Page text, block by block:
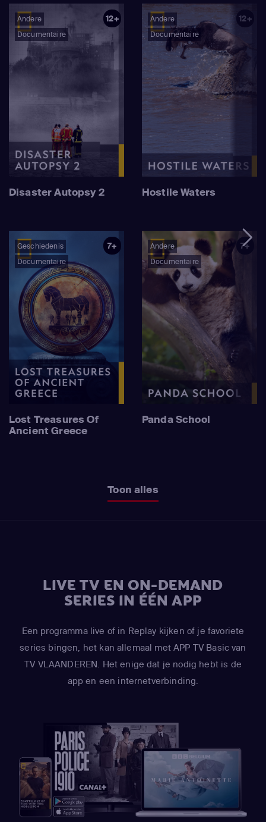
Andere
Documentaire
12+
Disaster Autopsy 2
Andere
Documentaire
12+
Hostile Waters
Geschiedenis
Documentaire
7+
Lost Treasures Of
Ancient Greece
Andere
Documentaire
7+
Panda School
Toon alles
LIVE TV EN ON-DEMAND
SERIES IN ÉÉN APP
Een programma live of in Replay kijken of je favoriete
series bingen, het kan allemaal met APP TV Basic van
TV VLAANDEREN. Het enige dat je nodig hebt is de
app en een internetverbinding.